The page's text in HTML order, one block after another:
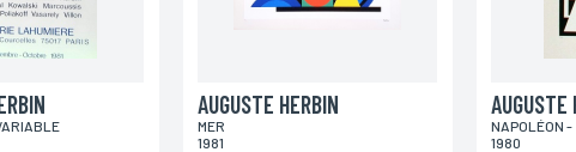
à L’Incartade - 51 rue Basse, 59800 Lille.
AUGUSTE HERBIN
MER
1981
AUGUSTE
NAPOLÉON -
1980